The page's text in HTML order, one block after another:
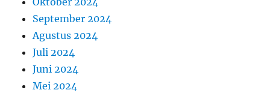
September 2024
Agustus 2024
Juli 2024
Juni 2024
Mei 2024